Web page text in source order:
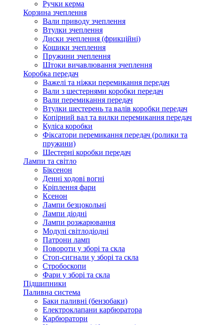
Ручки керма
Корзина зчеплення
Вали приводу зчеплення
Втулки зчеплення
Диски зчеплення (фрикційні)
Кошики зчеплення
Пружини зчеплення
Штоки вичавлювання зчеплення
Коробка передач
Важелі та ніжки перемикання передач
Вали з шестернями коробки передач
Вали перемикання передач
Втулки шестерень та валів коробки передач
Копірний вал та вилки перемикання передач
Куліса коробки
Фіксатори перемикання передач (ролики та
пружини)
Шестерні коробки передач
Лампи та світло
Біксенон
Денні ходові вогні
Кріплення фари
Ксенон
Лампи безцокольні
Лампи діодні
Лампи розжарювання
Модулі світлодіодні
Патрони ламп
Повороти у зборі та скла
Стоп-сигнали у зборі та скла
Стробоскопи
Фари у зборі та скла
Підшипники
Паливна система
Баки паливні (бензобаки)
Електроклапани карбюратора
Карбюратори